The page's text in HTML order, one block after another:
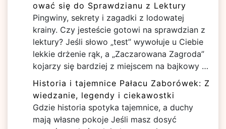
ować się do Sprawdzianu z Lektury
Pingwiny, sekrety i zagadki z lodowatej
krainy. Czy jesteście gotowi na sprawdzian z
lektury? Jeśli słowo „test” wywołuje u Ciebie
lekkie drżenie rąk, a „Zaczarowana Zagroda”
kojarzy się bardziej z miejscem na bajkowy …
Historia i tajemnice Pałacu Zaborówek: Z
wiedzanie, legendy i ciekawostki
Gdzie historia spotyka tajemnice, a duchy
mają własne pokoje Jeśli masz dosyć